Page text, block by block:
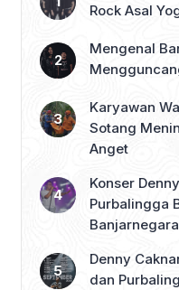
Rock Asal
Mengenal
Karyawan
Sotang Meninggal Dunia Tercebur Sungai
Anget
Konser
Purbalingga
Banjarnegara
Denny
dan